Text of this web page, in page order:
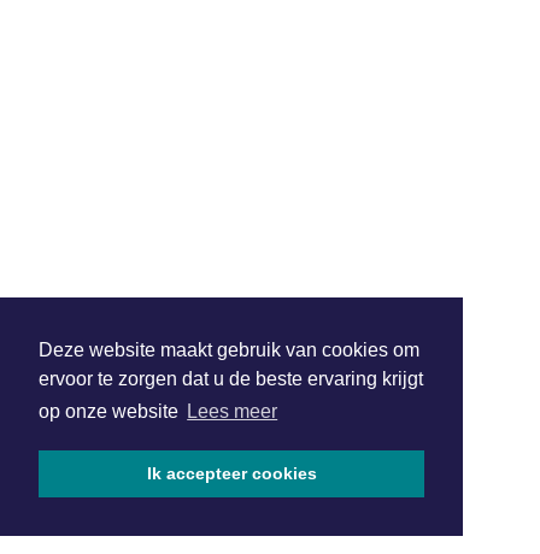
Deze website maakt gebruik van cookies om
ervoor te zorgen dat u de beste ervaring krijgt
op onze website Lees meer
Ik accepteer cookies